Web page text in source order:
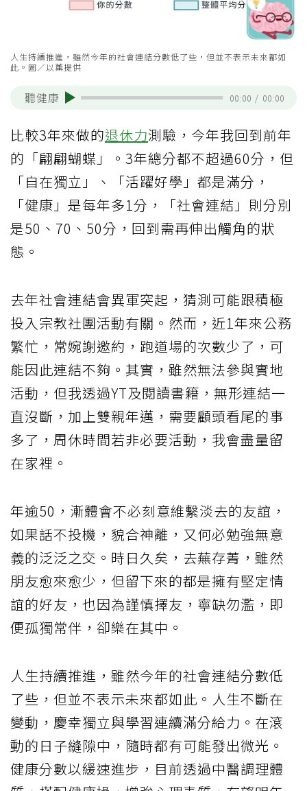
人生持續推進，雖然今年的社會連結分數低了些，但並不表示未來都如
此。圖／以薰提供
聽健康 00:00 / 00:00
比較3年來做的退休力測驗，今年我回到前年
的「翩翩蝴蝶」。3年總分都不超過60分，但
「自在獨立」、「活躍好學」都是滿分，
「健康」是每年多1分，「社會連結」則分別
是50、70、50分，回到需再伸出觸角的狀
態。
去年社會連結會異軍突起，猜測可能跟積極
投入宗教社團活動有關。然而，近1年來公務
繁忙，常婉謝邀約，跑道場的次數少了，可
能因此連結不夠。其實，雖然無法參與實地
活動，但我透過YT及閱讀書籍，無形連結一
直沒斷，加上雙親年邁，需要顧頭看尾的事
多了，周休時間若非必要活動，我會盡量留
在家裡。
年逾50，漸體會不必刻意維繫淡去的友誼，
如果話不投機，貌合神離，又何必勉強無意
義的泛泛之交。時日久矣，去蕪存菁，雖然
朋友愈來愈少，但留下來的都是擁有堅定情
誼的好友，也因為謹慎擇友，寧缺勿濫，即
便孤獨常伴，卻樂在其中。
人生持續推進，雖然今年的社會連結分數低
了些，但並不表示未來都如此。人生不斷在
變動，慶幸獨立與學習連續滿分給力。在滾
動的日子縫隙中，隨時都有可能發出微光。
健康分數以緩速進步，目前透過中醫調理體